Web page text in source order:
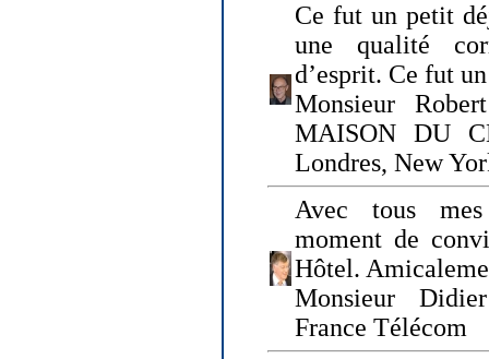
Ce fut un petit
une qualité
d’esprit. Ce fut
Monsieur
MAISON DU
Londres, New
Avec tous
moment de
Hôtel.
Monsieur
France Télécom